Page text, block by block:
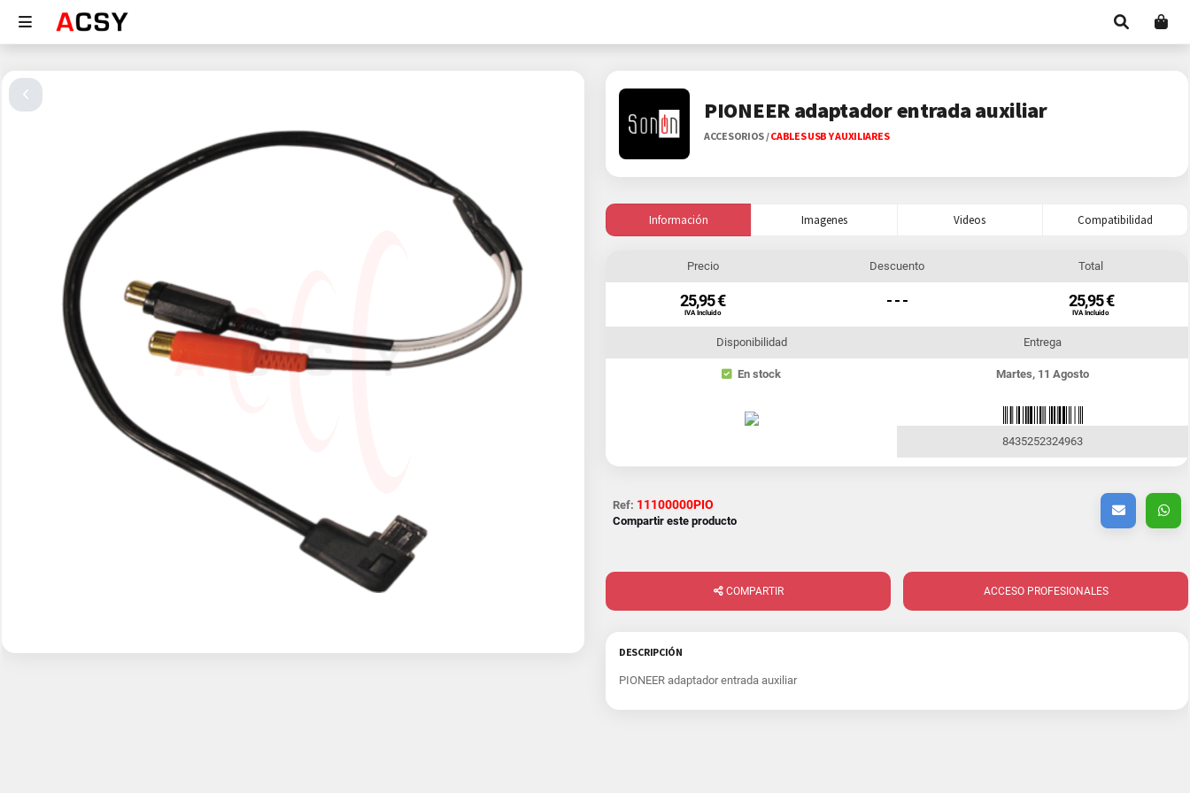
PIONEER adaptador entrada auxiliar
ACCESORIOS/CABLES USB Y AUXILIARES
Información Imagenes Videos Compatibilidad
Precio
25,95 €
IVA Incluido
Descuento
- - -
Total
25,95 €
IVA Incluido
Disponibilidad
En stock
Entrega
Martes, 11 Agosto
8435252324963
Ref: 11100000PIO
Compartir este producto
COMPARTIR ACCESO PROFESIONALES
DESCRIPCIÓN
PIONEER adaptador entrada auxiliar